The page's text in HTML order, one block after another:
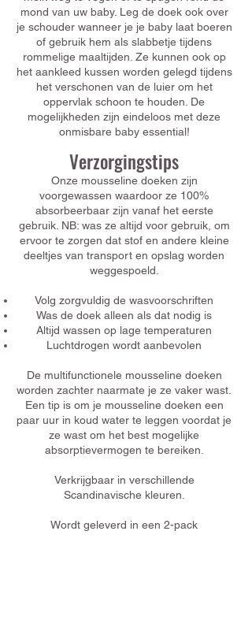
mond van uw baby. Leg de doek ook over
je schouder wanneer je je baby laat boeren
of gebruik hem als slabbetje tijdens
rommelige maaltijden. Ze kunnen ook op
het aankleed kussen worden gelegd tijdens
het verschonen van de luier om het
oppervlak schoon te houden. De
mogelijkheden zijn eindeloos met deze
onmisbare baby essential!
Verzorgingstips
Onze mousseline doeken zijn
voorgewassen waardoor ze 100%
absorbeerbaar zijn vanaf het eerste
gebruik. NB: was ze altijd voor gebruik, om
ervoor te zorgen dat stof en andere kleine
deeltjes van transport en opslag worden
weggespoeld.
Volg zorgvuldig de wasvoorschriften
Was de doek alleen als dat nodig is
Altijd wassen op lage temperaturen
Luchtdrogen wordt aanbevolen
De multifunctionele mousseline doeken
worden zachter naarmate je ze vaker wast.
Een tip is om je mousseline doeken een
paar uur in koud water te leggen voordat je
ze wast om het best mogelijke
absorptievermogen te bereiken.
Verkrijgbaar in verschillende
Scandinavische kleuren.
Wordt geleverd in een 2-pack